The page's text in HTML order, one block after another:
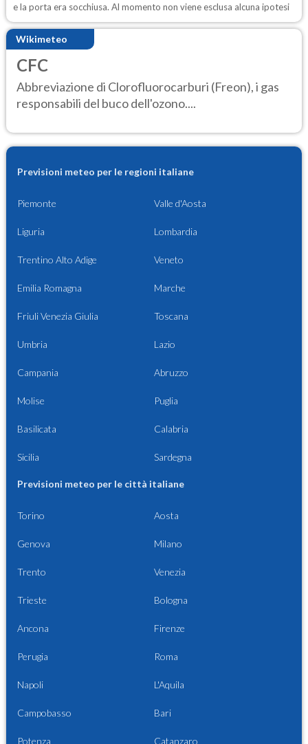
e la porta era socchiusa. Al momento non viene esclusa alcuna ipotesi
Wikimeteo
CFC
Abbreviazione di Clorofluorocarburi (Freon), i gas
responsabili del buco dell'ozono....
Previsioni meteo per le regioni italiane
Piemonte Valle d'Aosta
Liguria Lombardia
Trentino Alto Adige Veneto
Emilia Romagna Marche
Friuli Venezia Giulia Toscana
Umbria Lazio
Campania Abruzzo
Molise Puglia
Basilicata Calabria
Sicilia Sardegna
Previsioni meteo per le città italiane
Torino Aosta
Genova Milano
Trento Venezia
Trieste Bologna
Ancona Firenze
Perugia Roma
Napoli L'Aquila
Campobasso Bari
Potenza Catanzaro